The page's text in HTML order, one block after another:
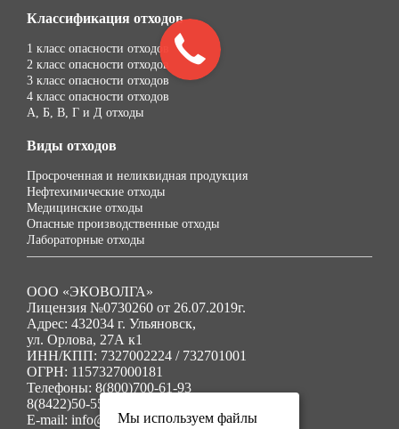
Классификация отходов
1 класс опасности отходов
2 класс опасности отходов
3 класс опасности отходов
4 класс опасности отходов
А, Б, В, Г и Д отходы
Виды отходов
Просроченная и неликвидная продукция
Нефтехимические отходы
Медицинские отходы
Опасные производственные отходы
Лабораторные отходы
ООО «ЭКОВОЛГА»
Лицензия №0730260 от 26.07.2019г.
Адрес: 432034 г. Ульяновск,
ул. Орлова, 27А к1
ИНН/КПП: 7327002224 / 732701001
ОГРН: 1157327000181
Телефоны: 8(800)700-61-93
8(8422)50-55-91
E-mail: info@ecovolga73.ruМы используем файлы